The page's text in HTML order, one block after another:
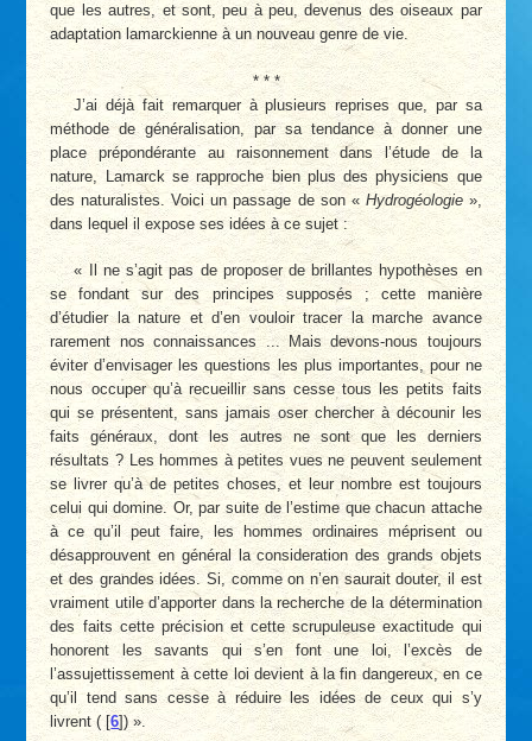
que les autres, et sont, peu à peu, devenus des oiseaux par
adaptation lamarckienne à un nouveau genre de vie.
* * *
J’ai déjà fait remarquer à plusieurs reprises que, par sa
méthode de généralisation, par sa tendance à donner une
place prépondérante au raisonnement dans l’étude de la
nature, Lamarck se rapproche bien plus des physiciens que
des naturalistes. Voici un passage de son « Hydrogéologie»,
dans lequel il expose ses idées à ce sujet :
« Il ne s’agit pas de proposer de brillantes hypothèses en
se fondant sur des principes supposés ; cette manière
d’étudier la nature et d’en vouloir tracer la marche avance
rarement nos connaissances ... Mais devons-nous toujours
éviter d’envisager les questions les plus importantes, pour ne
nous occuper qu’à recueillir sans cesse tous les petits faits
qui se présentent, sans jamais oser chercher à décounir les
faits généraux, dont les autres ne sont que les derniers
résultats ? Les hommes à petites vues ne peuvent seulement
se livrer qu’à de petites choses, et leur nombre est toujours
celui qui domine. Or, par suite de l’estime que chacun attache
à ce qu’il peut faire, les hommes ordinaires méprisent ou
désapprouvent en général la consideration des grands objets
et des grandes idées. Si, comme on n’en saurait douter, il est
vraiment utile d’apporter dans la recherche de la détermination
des faits cette précision et cette scrupuleuse exactitude qui
honorent les savants qui s’en font une loi, l’excès de
l’assujettissement à cette loi devient à la fin dangereux, en ce
qu’il tend sans cesse à réduire les idées de ceux qui s’y
livrent ( [6]) ».